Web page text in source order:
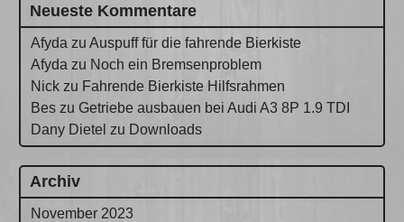
Neueste Kommentare
Afyda zuAuspuff für die fahrende Bierkiste
Afyda zu Noch ein Bremsenproblem
Nick zu Fahrende Bierkiste Hilfsrahmen
Bes zuGetriebe ausbauen bei Audi A3 8P 1.9 TDI
Dany Dietel zu Downloads
Archiv
November 2023